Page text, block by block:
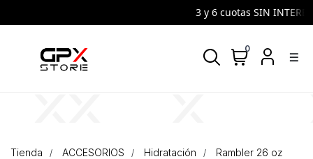
3 y 6 cuotas SIN
density_medium
0
Tienda ACCESORIOS Hidratación Rambler 26 oz